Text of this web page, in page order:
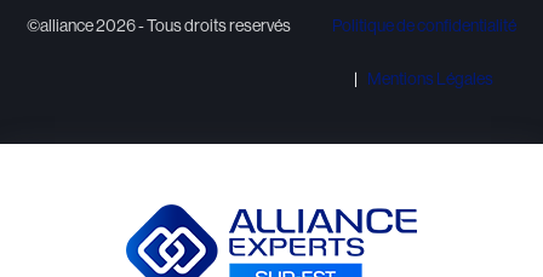
©alliance 2026 - Tous droits reservés Politique de confidentialité
Mentions Légales